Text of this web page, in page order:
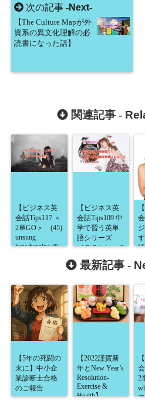
次の記事 -Next-
【The Culture Mapが外
資系の異文化理解の必
読書になった話】
関連記事 -
【ビジネス英
会話Tips117 ＜
2単GO＞ (45)
unsung
hero/heroine の
【ビジネス英
会話Tips109 中
学で習う英単
語シリーズ
（２８）haveの
意味と使い
方】
最新記事 -
【5年の死闘の
末に】中小企
業診断士合格
のご報告
【2022謹賀新
年とNew Year’s
Resolution-
Exercise &
Health】
2